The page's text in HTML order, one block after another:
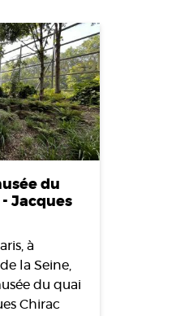
du
Jacques
à
la Seine,
du quai
Chirac